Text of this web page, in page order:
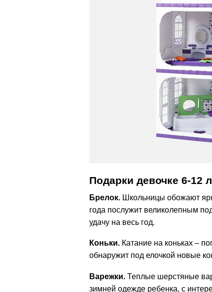
Подарки девочке 6-12
Брелок. Школьницы обожают
года послужит великолепным
удачу на весь год.
Коньки. Катание на коньках –
обнаружит под елочкой новые
Варежки. Теплые шерстяные
зимней одежде ребенка, с